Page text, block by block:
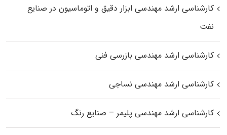
کارشناسی ارشد مهندسی ابزار دقیق و اتوماسیون در صنایع
نفت
کارشناسی ارشد مهندسی بازرسی فنی
کارشناسی ارشد مهندسی نساجی
کارشناسی ارشد مهندسی پلیمر – صنایع رنگ